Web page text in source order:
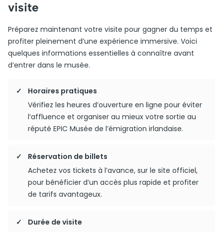
visite
Préparez maintenant votre visite pour gagner du temps et
profiter pleinement d’une expérience immersive. Voici
quelques informations essentielles à connaître avant
d’entrer dans le musée.
Horaires pratiques
Vérifiez les heures d’ouverture en ligne pour éviter
l’affluence et organiser au mieux votre sortie au
réputé EPIC Musée de l’émigration irlandaise.
Réservation de billets
Achetez vos tickets à l’avance, sur le site officiel,
pour bénéficier d’un accès plus rapide et profiter
de tarifs avantageux.
Durée de visite